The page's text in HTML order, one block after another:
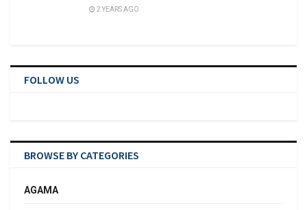
2 YEARS AGO
FOLLOW US
BROWSE BY CATEGORIES
AGAMA